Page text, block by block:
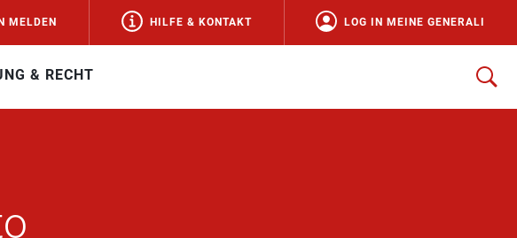
MELDEN HILFE & KONTAKT LOG IN MEINE GENERALI
& RECHT